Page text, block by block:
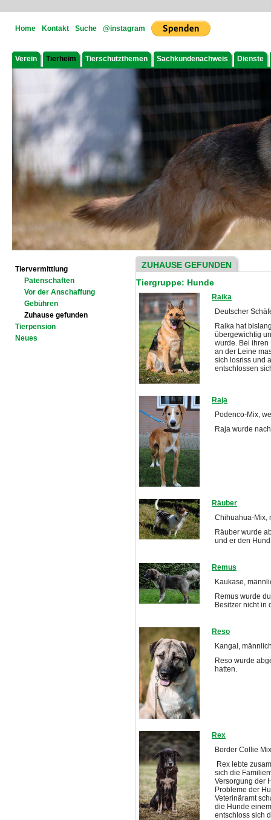
Home Kontakt Suche @instagram
Verein Tierheim Tierschutzthemen Sachkundenachweis Dienste
Tiervermittlung
Patenschaften
Vor der Anschaffung
Gebühren
Zuhause gefunden
Tierpension
Neues
ZUHAUSE GEFUNDEN
Tiergruppe: Hunde
Raika
Deutscher
Raika hat
übergewichtig
wurde. Bei ihren
an der Leine
sich losriss und
entschlossen
Raja
Podenco-Mix,
Raja wurde
Räuber
Chihuahua-Mix,
Räuber wurde
und er den
Remus
Kaukase,
Remus wurde
Besitzer nicht in
Reso
Kangal,
Reso wurde
hatten.
Rex
Border Collie
Rex lebte
sich die
Versorgung der
Probleme der
Veterinäramt
die Hunde
entschloss sich